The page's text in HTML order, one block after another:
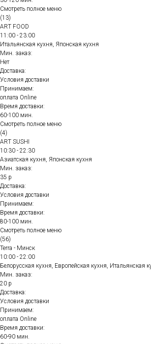
Смотреть полное меню
(13)
ART FOOD
11:00 - 23:00
Итальянская кухня, Японская кухня
Мин. заказ:
Нет
Доставка:
Условия доставки
Принимаем:
оплата Online
Время доставки:
60-100 мин.
Смотреть полное меню
(4)
ART SUSHI
10:30 - 22:30
Азиатская кухня, Японская кухня
Мин. заказ:
35 р
Доставка:
Условия доставки
Принимаем:
Время доставки:
80-100 мин.
Смотреть полное меню
(56)
Terra - Минск
10:00 - 22:00
Белорусская кухня, Европейская кухня, Итальянская
Мин. заказ:
20 р
Доставка:
Условия доставки
Принимаем:
оплата Online
Время доставки:
60-90 мин.